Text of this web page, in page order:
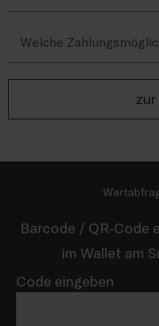
Welche
Barcode / QR-Code
im Wallet am
Code eingeben